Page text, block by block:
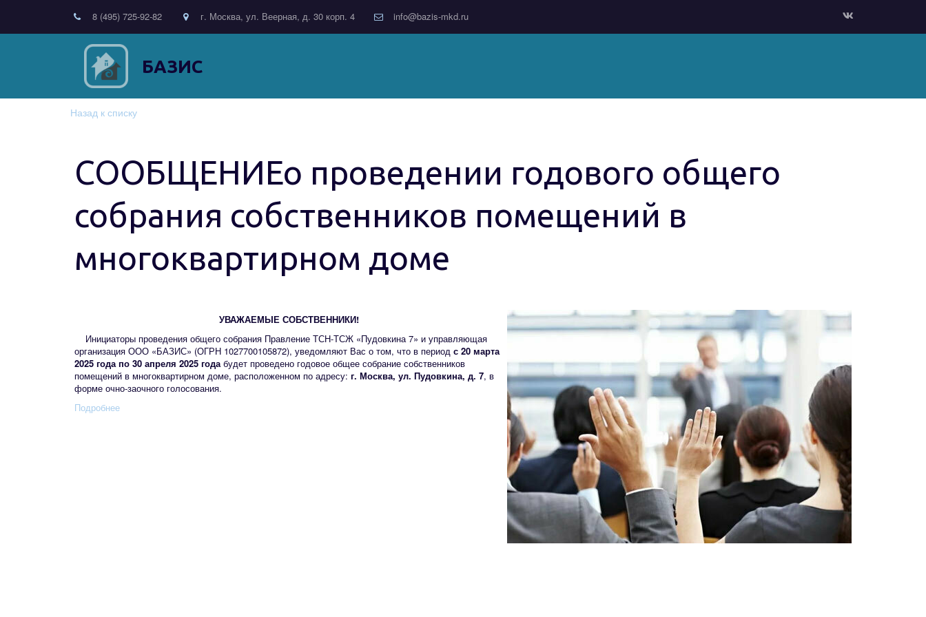
8 (495) 725-92-82 г. Москва, ул. Веерная, д. 30 корп. 4 info@bazis-mkd.ru
БАЗИС
Назад к списку
СООБЩЕНИЕо проведении годового общего
собрания собственников помещений в
многоквартирном доме
УВАЖАЕМЫЕ СОБСТВЕННИКИ!
Инициаторы проведения общего собрания Правление ТСН-ТСЖ «Пудовкина 7» и управляющая
организация ООО «БАЗИС» (ОГРН 1027700105872), уведомляют Вас о том, что в период с 20 марта
2025 года по 30 апреля 2025 годабудет проведено годовое общее собрание собственников
помещений в многоквартирном доме, расположенном по адресу: г. Москва, ул. Пудовкина, д. 7, в
форме очно-заочного голосования.
Подробнее